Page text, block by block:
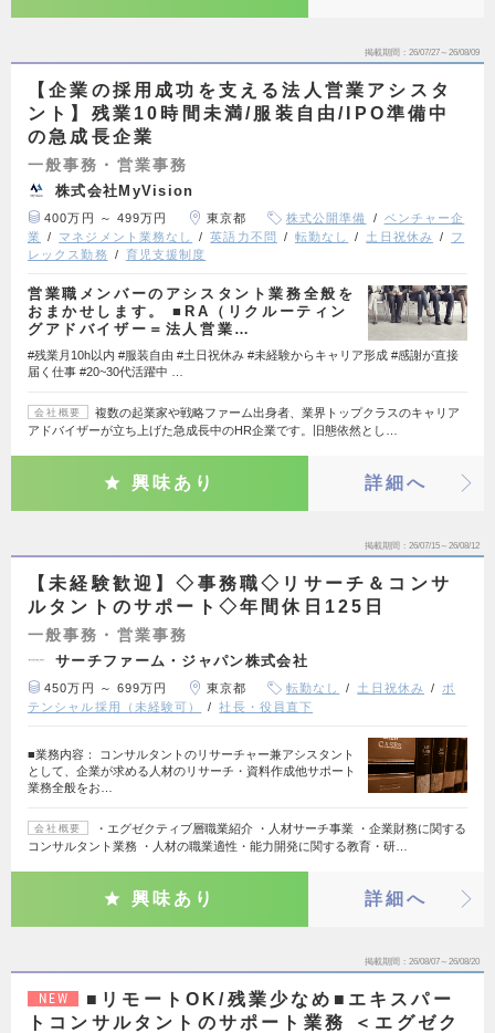
掲載期間 26/07/27～26/08/09
【企業の採用成功を支える法人営業アシスタ
ント】残業10時間未満/服装自由/IPO準備中
の急成長企業
一般事務・営業事務
株式会社MyVision
400万円 ～ 499万円 東京都 株式公開準備
ベンチャー企
業
マネジメント業務なし 英語力不問 転勤なし 土日祝休み
フ
レックス勤務
育児支援制度
営業職メンバーのアシスタント業務全般を
おまかせします。 ■RA（リクルーティン
グアドバイザー＝法人営業…
#残業月10h以内 #服装自由 #土日祝休み #未経験からキャリア形成 #感謝が直接
届く仕事 #20~30代活躍中 …
会社概要
複数の起業家や戦略ファーム出身者、業界トップクラスのキャリア
アドバイザーが立ち上げた急成長中のHR企業です。旧態依然とし…
興味あり 詳細へ
掲載期間 26/07/15～26/08/12
【未経験歓迎】◇事務職◇リサーチ＆コンサ
ルタントのサポート◇年間休日125日
一般事務・営業事務
サーチファーム・ジャパン株式会社
450万円 ～ 699万円 東京都 転勤なし 土日祝休み
ポ
テンシャル採用（未経験可）
社長・役員直下
■業務内容： コンサルタントのリサーチャー兼アシスタント
として、企業が求める人材のリサーチ・資料作成他サポート
業務全般をお…
会社概要
・エグゼクティブ層職業紹介 ・人材サーチ事業 ・企業財務に関する
コンサルタント業務 ・人材の職業適性・能力開発に関する教育・研…
興味あり 詳細へ
掲載期間 26/08/07～26/08/20
NEW
■リモートOK/残業少なめ■エキスパー
トコンサルタントのサポート業務 ＜エグゼク